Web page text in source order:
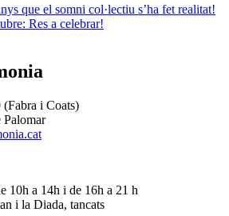
que el somni col·lectiu s’ha fet realitat!
Res a celebrar!
i Coats)
Palomar
10h a 14h i de 16h a 21 h
i la Diada, tancats